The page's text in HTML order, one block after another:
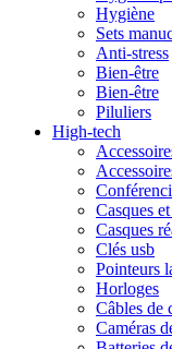
Hygiène
Sets
Anti-stress
Bien-être
Bien-être
Piluliers
High-tech
Casques
Casques
Clés usb
Pointeurs
Horloges
Câbles de
Caméras